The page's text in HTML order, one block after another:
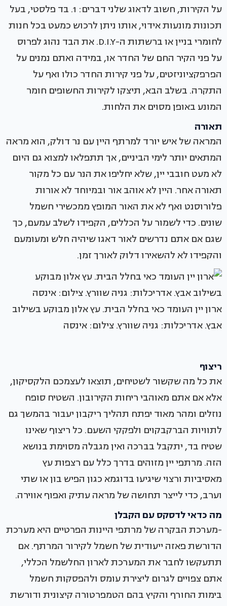
על הקירות, חשוב לדאוג שלני דברים: 1. בד פלסטי, בעל
תכונות מונעות אידוי, אותו ניתן לרכוש כמעט בכל חנות
לחומרי בניין או ברשתות ה-D.I.Y. את הבד נהוג לפרוס
על פני הקיר החם של החדר או, במידה ואתם נמנים על
הפרפקציוניזטים, על פני קירות החדר כולו ואף על
התקרה. בשלב הבא, תיצקו לקירות החשופים חומר
המונע באופן מסוים את הלחות.
תאורה
המראה של איש יורד למרתף היין עם נר דולק, הוא מראה
המתאים יותר לימי הביניים, אך תתפלאו למצוא גם היום
לא מעט חובבי יין, שלא יחליפו את הנר עם כל מקור
תאורה אחר. היין לא אוהב אור ובמיוחד לא אורות
פלורוסנט ואף לא את האור המופץ ממכשירי חשמל
שונים. כדי לשמור על הכללים, הקפידו לשלב עמעם, כך
שגם אם אתם נדרשים לאור דאגו שיהיה חלש ומעומעם
והקפידו לא להשאירו דלוק לאורך זמן.
ארון יין העומד כאי בחלל הבית. עץ אלון מבוקע בשילוב
אבץ. אדריכלות: גניה שוורץ. צילום: אינסה
ריצוף
את כל מה שקשור לשטיחים, תוצאו לעצמכם הלקסיקון,
אלא אם אתם מאוהבי ריחות הקירובון. השטיח סופח
נוזלים ומהר מאוד יפתח תהליך ריקבון יעבור בהמשך גם
לתוויות הברקבקוים ולפקקי השעם. כל ריצוף שאינו
שטיח בד, יתקבל בברכה ואין מגבלה מסוימת בנושא
הזה. מרתפי יין מזוהים בדרך כלל עם רצפות עץ
מאסיביות ורצוי שיגיעו בדוגמא כגון הפיש בון או שתי
וערב, כדי לייצר תחושה של מראה עתיק ואפוף אווירה.
מה כדאי לדסקס עם הקבלן
-מערכת הבקרה של מרתפי היינות הפרטיים היא מערכת
הדורשת פאזה ייעודית של חשמל לקירור המרתף. אם
תתעקשו לחבר את המערכת לארון החלשמל הכללי,
אתם צפויים לגרום ליצירת עומס ולהפסקות חשמל
בימות החורף והקיץ בהם הטמפרטורה קיצונית ודורשת